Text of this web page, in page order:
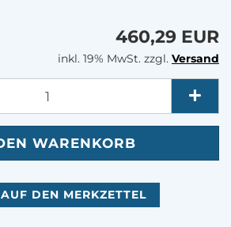
460,29 EUR
inkl. 19% MwSt. zzgl. Versand
AUF DEN MERKZETTEL